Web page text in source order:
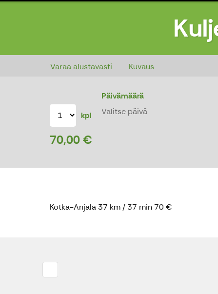
Varaa alustavasti Kuvaus
kpl
Päivämäärä
Valitse päivä
70,00 €
Kotka-Anjala 37 km / 37 min 70 €